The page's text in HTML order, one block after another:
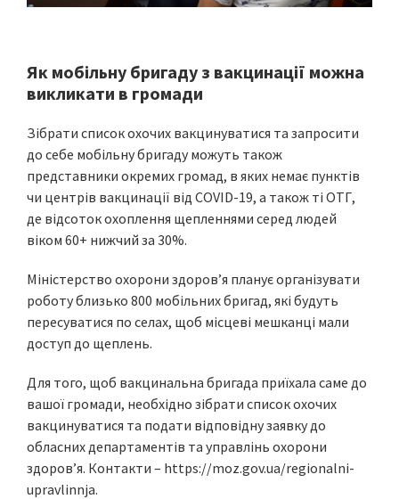
Як мобільну бригаду з вакцинації можна
викликати в громади
Зібрати список охочих вакцинуватися та запросити
до себе мобільну бригаду можуть також
представники окремих громад, в яких немає пунктів
чи центрів вакцинації від COVID-19, а також ті ОТГ,
де відсоток охоплення щепленнями серед людей
віком 60+ нижчий за 30%.
Міністерство охорони здоров’я планує організувати
роботу близько 800 мобільних бригад, які будуть
пересуватися по селах, щоб місцеві мешканці мали
доступ до щеплень.
Для того, щоб вакцинальна бригада приїхала саме до
вашої громади, необхідно зібрати список охочих
вакцинуватися та подати відповідну заявку до
обласних департаментів та управлінь охорони
здоров’я. Контакти – https://moz.gov.ua/regionalni-
upravlinnja.